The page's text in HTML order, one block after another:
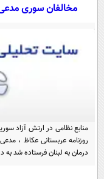
مخالفان سوری
منابع نظامی در ارتش آزاد
روزنامه عربستانی عکاظ ،
درمان به لبنان فرستاده شد